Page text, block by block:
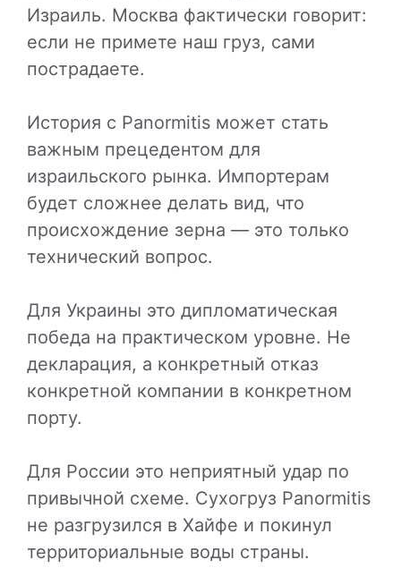
Израиль. Москва фактически говорит:
если не примете наш груз, сами
пострадаете.
История с Panormitis может стать
важным прецедентом для
израильского рынка. Импортерам
будет сложнее делать вид, что
происхождение зерна — это только
технический вопрос.
Для Украины это дипломатическая
победа на практическом уровне. Не
декларация, а конкретный отказ
конкретной компании в конкретном
порту.
Для России это неприятный удар по
привычной схеме. Сухогруз Panormitis
не разгрузился в Хайфе и покинул
территориальные воды страны.